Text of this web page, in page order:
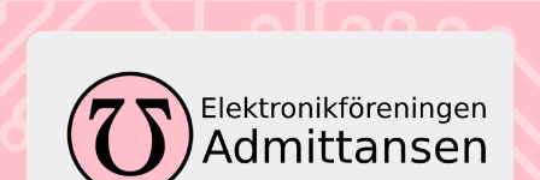
Skip
to
content